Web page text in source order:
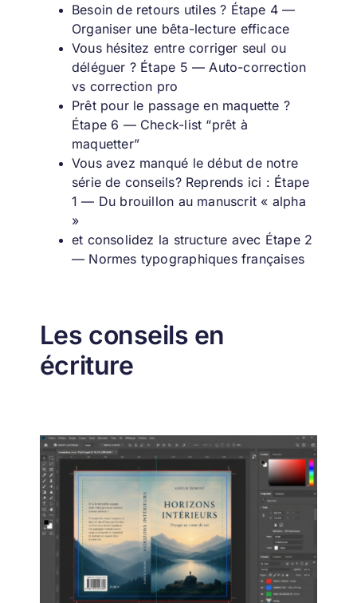
Besoin de retours utiles ? Étape 4 —
Organiser une bêta-lecture efficace
Vous hésitez entre corriger seul ou
déléguer ? Étape 5 — Auto-correction
vs correction pro
Prêt pour le passage en maquette ?
Étape 6 — Check-list “prêt à
maquetter”
Vous avez manqué le début de notre
série de conseils? Reprends ici : Étape
1 — Du brouillon au manuscrit « alpha
»
et consolidez la structure avec Étape 2
— Normes typographiques françaises
Les conseils en
écriture